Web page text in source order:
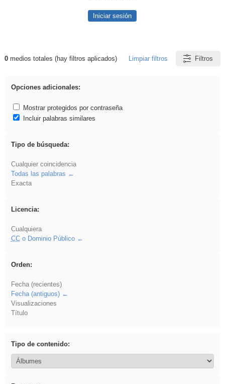
Iniciar sesión
Resultados de: ies_galileo_galilei
0medios totales (hay filtros aplicados) Limpiar filtros Filtros
Opciones adicionales:
Mostrar protegidos por contraseña
Incluir palabras similares
Tipo de búsqueda:
Cualquier coincidencia
Todas las palabras
Exacta
Licencia:
Cualquiera
CCo Dominio Público
Orden:
Fecha (recientes)
Fecha (antiguos)
Visualizaciones
Título
Tipo de contenido: